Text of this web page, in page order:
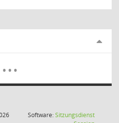
…Mehr
Software:Sitzungsdienst